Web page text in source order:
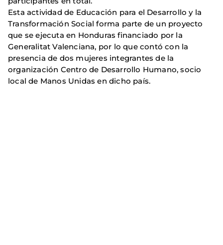
Esta actividad de Educación para el Desarrollo y la
Transformación Social forma parte de un proyecto
que se ejecuta en Honduras financiado por la
Generalitat Valenciana, por lo que contó con la
presencia de dos mujeres integrantes de la
organización Centro de Desarrollo Humano, socio
local de Manos Unidas en dicho país.